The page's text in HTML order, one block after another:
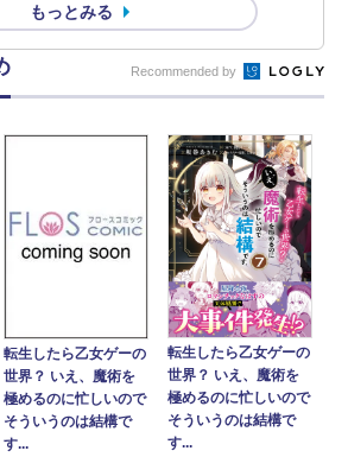
もっとみる
Recommended by
転生したら乙女ゲーの
世界？ いえ、魔術を
極めるのに忙しいので
そういうのは結構で
す...
転生したら乙女ゲーの
世界？ いえ、魔術を
極めるのに忙しいので
そういうのは結構で
す...